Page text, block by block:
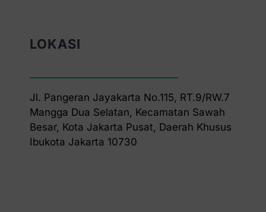
LOKASI
Jl. Pangeran Jayakarta No.115, RT.9/RW.7
Mangga Dua Selatan, Kecamatan Sawah
Besar, Kota Jakarta Pusat, Daerah Khusus
Ibukota Jakarta 10730